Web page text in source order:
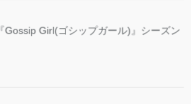
Gossip Girl(ゴシップガール)』シーズン